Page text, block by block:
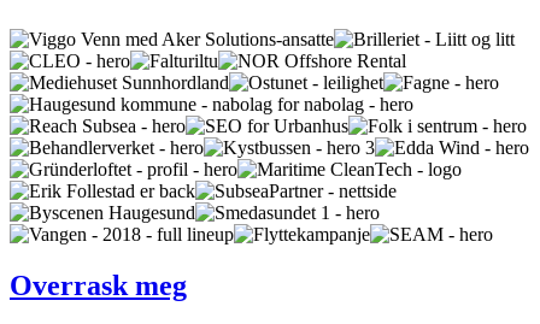
Overrask meg